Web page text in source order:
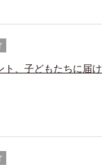
ト、子どもたちに届